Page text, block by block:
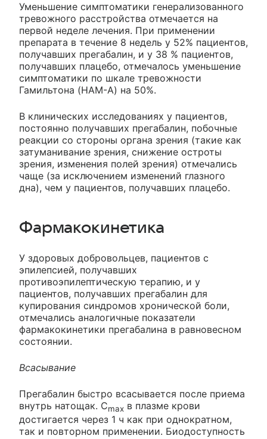
Уменьшение симптоматики генерализованного
тревожного расстройства отмечается на
первой неделе лечения. При применении
препарата в течение 8 недель у 52% пациентов,
получавших прегабалин, и у 38 % пациентов,
получавших плацебо, отмечалось уменьшение
симптоматики по шкале тревожности
Гамильтона (HAM-A) на 50%.
В клинических исследованиях у пациентов,
постоянно получавших прегабалин, побочные
реакции со стороны органа зрения (такие как
затуманивание зрения, снижение остроты
зрения, изменения полей зрения) отмечались
чаще (за исключением изменений глазного
дна), чем у пациентов, получавших плацебо.
Фармакокинетика
У здоровых добровольцев, пациентов с
эпилепсией, получавших
противоэпилептическую терапию, и у
пациентов, получавших прегабалин для
купирования синдромов хронической боли,
отмечались аналогичные показатели
фармакокинетики прегабалина в равновесном
состоянии.
Всасывание
Прегабалин быстро всасывается после приема
внутрь натощак. Cmax в плазме крови
достигается через 1 ч как при однократном,
так и повторном применении. Биодоступность